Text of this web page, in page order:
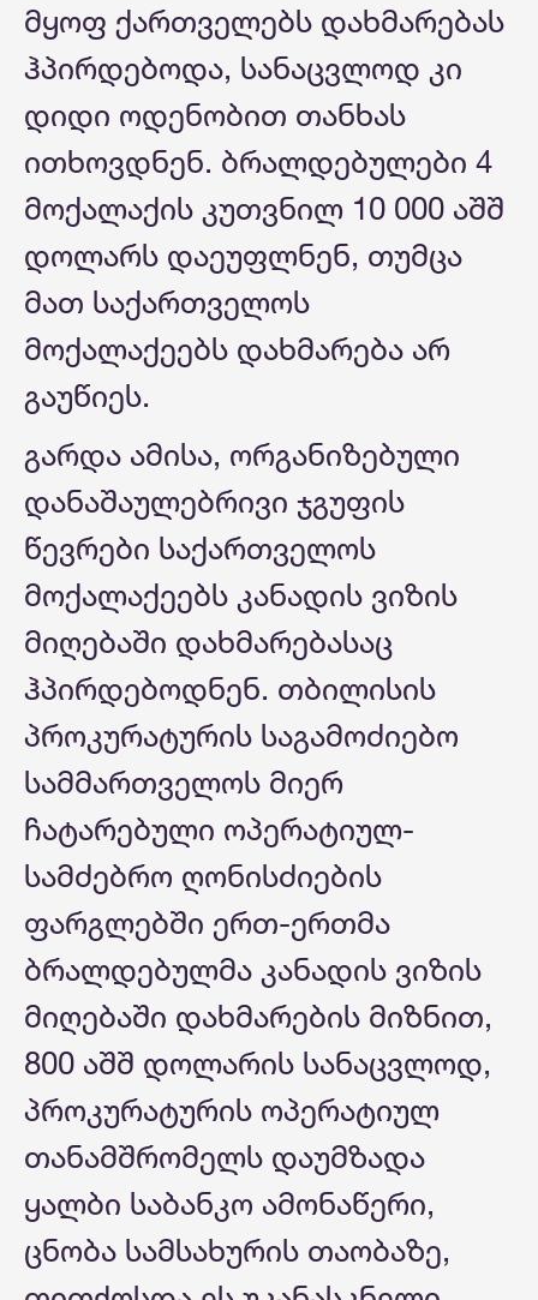
მყოფ ქართველებს დახმარებას
ჰპირდებოდა, სანაცვლოდ კი
დიდი ოდენობით თანხას
ითხოვდნენ. ბრალდებულები 4
მოქალაქის კუთვნილ 10 000 აშშ
დოლარს დაეუფლნენ, თუმცა
მათ საქართველოს
მოქალაქეებს დახმარება არ
გაუწიეს.
გარდა ამისა, ორგანიზებული
დანაშაულებრივი ჯგუფის
წევრები საქართველოს
მოქალაქეებს კანადის ვიზის
მიღებაში დახმარებასაც
ჰპირდებოდნენ. თბილისის
პროკურატურის საგამოძიებო
სამმართველოს მიერ
ჩატარებული ოპერატიულ-
სამძებრო ღონისძიების
ფარგლებში ერთ-ერთმა
ბრალდებულმა კანადის ვიზის
მიღებაში დახმარების მიზნით,
800 აშშ დოლარის სანაცვლოდ,
პროკურატურის ოპერატიულ
თანამშრომელს დაუმზადა
ყალბი საბანკო ამონაწერი,
ცნობა სამსახურის თაობაზე,